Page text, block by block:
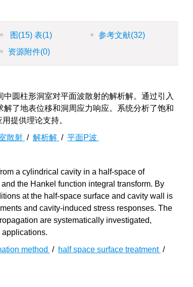
图 (15) 表(1) 参考文献(32)
资源附件(0)
圆柱形洞室对平面波散射的解析解。通过引入
了地表位移和洞周应力响应。系统分析了饱和
提供理论支持。
散射 / 解析解 / 平面P波
a cylindrical cavity in a half-space of
the Hankel function integral transform. By
at the half-space surface and cavity wall is
and cavity-induced stress responses. The
are systematically investigated,
method / half space surface treatment /